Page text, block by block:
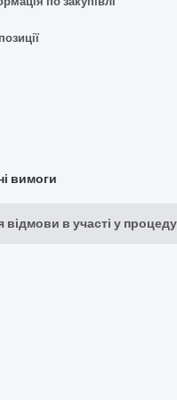
вимоги
відмови в участі у